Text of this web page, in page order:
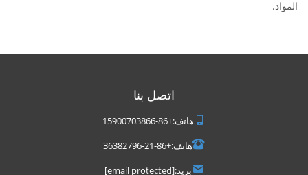
المواد.
اتصل بنا
هاتف:+86-15900703866
هاتف:+86-21-36382796
بريد:[email protected]